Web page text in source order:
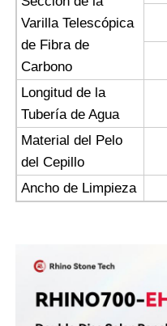
Varilla Telescópica
de Fibra de
Carbono
Longitud de la
Tubería de Agua
Material del Pelo
del Cepillo
Ancho de Limpieza